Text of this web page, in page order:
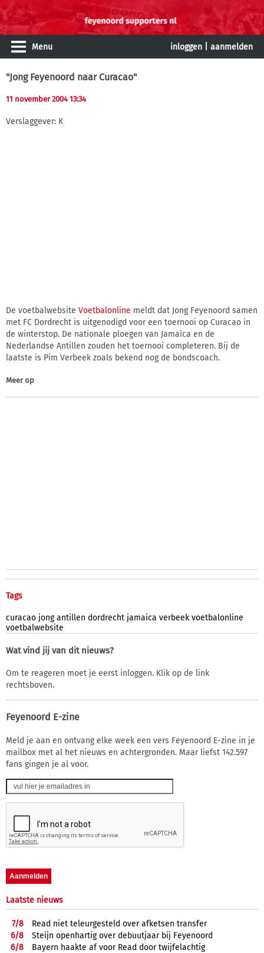
Menu inloggen aanmelden
"Jong Feyenoord naar Curacao"
11 november 2004 13:34
Verslaggever: K
De voetbalwebsite Voetbalonline meldt dat Jong Feyenoord samen
met FC Dordrecht is uitgenodigd voor een toernooi op Curacao in
de winterstop. De nationale ploegen van Jamaica en de
Nederlandse Antillen zouden het toernooi completeren. Bij de
laatste is Pim Verbeek zoals bekend nog de bondscoach.
Meer op
Tags
curacao jong antillen dordrecht jamaica verbeek voetbalonline
voetbalwebsite
Wat vind jij van dit nieuws?
Om te reageren moet je eerst inloggen. Klik op de link
rechtsboven.
Feyenoord E-zine
Meld je aan en ontvang elke week een vers Feyenoord E-zine in je
mailbox met al het nieuws en achtergronden. Maar liefst 142.597
fans gingen je al voor.
Laatste nieuws
7/8
Read niet teleurgesteld over afketsen transfer
6/8
Steijn openhartig over debuutjaar bij Feyenoord
6/8
Bayern haakte af voor Read door twijfelachtig